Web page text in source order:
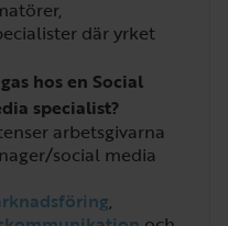
där yrket
hos en Social
specialist?
arbetsgivarna
social media
,